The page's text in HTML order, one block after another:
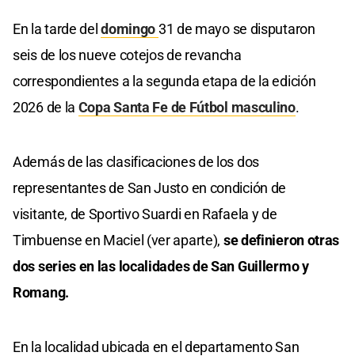
En la tarde deldomingo31 de mayo se disputaron
seis de los nueve cotejos de revancha
correspondientes a la segunda etapa de la edición
2026 de la Copa Santa Fe de Fútbol masculino.
Además de las clasificaciones de los dos
representantes de San Justo en condición de
visitante, de Sportivo Suardi en Rafaela y de
Timbuense en Maciel (ver aparte), se definieron otras
dos series en las localidades de San Guillermo y
Romang.
En la localidad ubicada en el departamento San